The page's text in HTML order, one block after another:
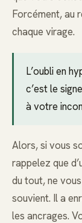
Forcément, au
chaque virage.
L’oubli en
c’est le
à votre
Alors, si vous
rappelez que
du tout, ne
souvient. Il a
les ancrages.